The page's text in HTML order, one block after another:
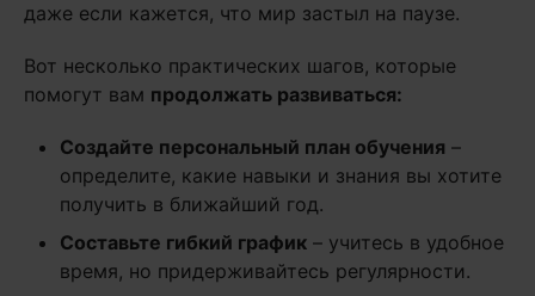
даже если кажется, что мир застыл на паузе.
Вот несколько практических шагов, которые
помогут вам продолжать развиваться:
Создайте персональный план обучения –
определите, какие навыки и знания вы хотите
получить в ближайший год.
Составьте гибкий график – учитесь в удобное
время, но придерживайтесь регулярности.